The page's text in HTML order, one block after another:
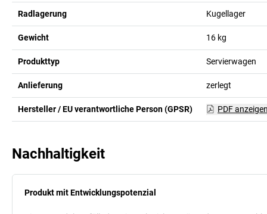
Radlagerung Kugellager
Gewicht 16 kg
Produkttyp Servierwagen
Anlieferung zerlegt
Hersteller / EU verantwortliche Person (GPSR) PDF anzeigen
Nachhaltigkeit
Produkt mit Entwicklungspotenzial